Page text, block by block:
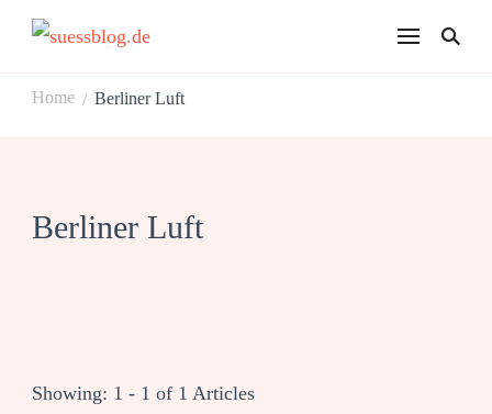
Home / Berliner Luft
Berliner Luft
Showing: 1 - 1 of 1 Articles